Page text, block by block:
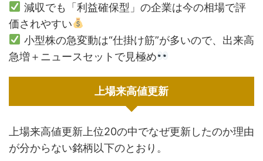
減収でも「利益確保型」の企業は今の相場で評
価されやすい
小型株の急変動は“仕掛け筋”が多いので、出来高
急増＋ニュースセットで見極め
上場来高値更新
上場来高値更新上位20の中でなぜ更新したのか理由
が分からない銘柄以下のとおり。